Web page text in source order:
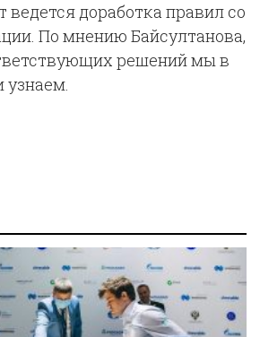
доработка правил со
По мнению Байсултанова,
решений мы в
узнаем.